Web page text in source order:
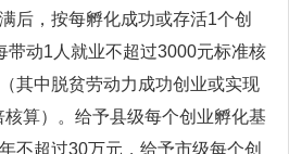
后，按每孵化成功或存活1个创
带动1人就业不超过3000元标准核
其中脱贫劳动力成功创业或实现
算）。给予县级每个创业孵化基
不超过30万元，给予市级每个创